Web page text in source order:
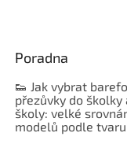
Poradna
👟 Jak vybrat
přezůvky do školky
školy: velké
modelů podle